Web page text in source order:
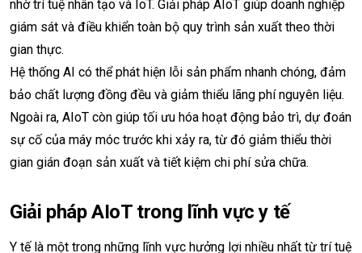
nhờ trí tuệ nhân tạo và IoT. Giải pháp AIoT giúp doanh nghiệp
giám sát và điều khiển toàn bộ quy trình sản xuất theo thời
gian thực.
Hệ thống AI có thể phát hiện lỗi sản phẩm nhanh chóng, đảm
bảo chất lượng đồng đều và giảm thiểu lãng phí nguyên liệu.
Ngoài ra, AIoT còn giúp tối ưu hóa hoạt động bảo trì, dự đoán
sự cố của máy móc trước khi xảy ra, từ đó giảm thiểu thời
gian gián đoạn sản xuất và tiết kiệm chi phí sửa chữa.
Giải pháp AIoT trong lĩnh vực y tế
Y tế là một trong những lĩnh vực hưởng lợi nhiều nhất từ trí tuệ